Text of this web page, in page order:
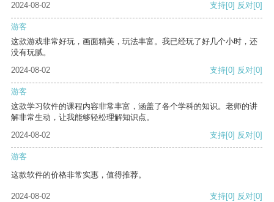
2024-08-02
支持[0] 反对[0]
游客
这款游戏非常好玩，画面精美，玩法丰富。我已经玩了好几个小时，还
没有玩腻。
2024-08-02
支持[0] 反对[0]
游客
这款学习软件的课程内容非常丰富，涵盖了各个学科的知识。老师的讲
解非常生动，让我能够轻松理解知识点。
2024-08-02
支持[0] 反对[0]
游客
这款软件的价格非常实惠，值得推荐。
2024-08-02 支持[0] 反对[0]